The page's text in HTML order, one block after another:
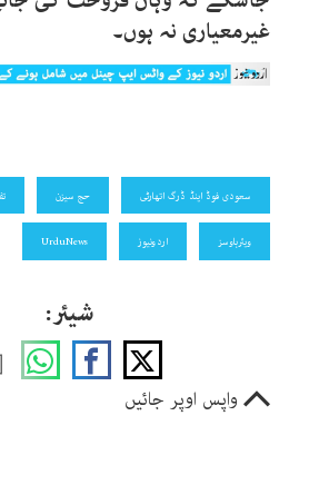
غیرمعیاری نہ ہوں۔
سعودی فوڈ اینڈ ڈرگ اتھارٹی حج سیزن
ویئرہاوسز اردونیوز UrduNews
شیئر:
واپس اوپر جائیں